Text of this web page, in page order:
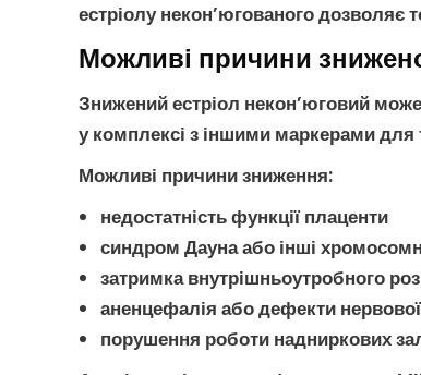
естріолу некон’югованогодозволяє
Можливі причини
Знижений естріол некон’юговий
у комплексі з іншими маркерами для
Можливі причини зниження:
недостатність функції плаценти
синдром Даунаабо інші
затримка внутрішньоутробного
аненцефалія або дефекти
порушення роботи надниркових